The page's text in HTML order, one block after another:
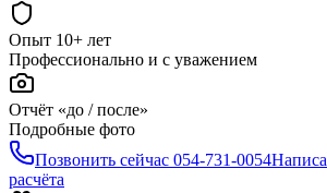
Опыт 10+ лет
Профессионально и с уважением
Отчёт «до / после»
Подробные фото
Позвонить сейчас 054-731-0054
расчёта